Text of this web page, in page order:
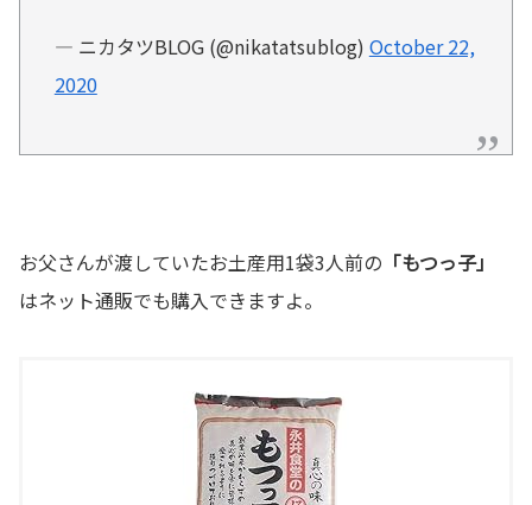
— ニカタツBLOG (@nikatatsublog) October 22,
2020
お父さんが渡していたお土産用1袋3人前の 「もつっ子」
はネット通販でも購入できますよ。